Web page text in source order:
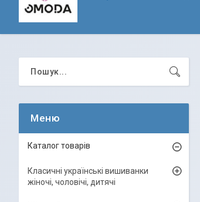
Каталог товарів
Класичні українські вишиванки
жіночі, чоловічі, дитячі